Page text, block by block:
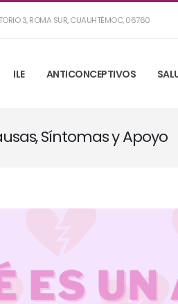
3, ROMA SUR, CUAUHTÉMOC, 06760
ILE ANTICONCEPTIVOS
Síntomas y Apoyo